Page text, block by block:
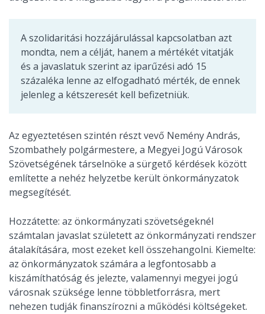
A szolidaritási hozzájárulással kapcsolatban azt
mondta, nem a célját, hanem a mértékét vitatják
és a javaslatuk szerint az iparűzési adó 15
százaléka lenne az elfogadható mérték, de ennek
jelenleg a kétszeresét kell befizetniük.
Az egyeztetésen szintén részt vevő Nemény András,
Szombathely polgármestere, a Megyei Jogú Városok
Szövetségének társelnöke a sürgető kérdések között
említette a nehéz helyzetbe került önkormányzatok
megsegítését.
Hozzátette: az önkormányzati szövetségeknél
számtalan javaslat született az önkormányzati rendszer
átalakítására, most ezeket kell összehangolni. Kiemelte:
az önkormányzatok számára a legfontosabb a
kiszámíthatóság és jelezte, valamennyi megyei jogú
városnak szüksége lenne többletforrásra, mert
nehezen tudják finanszírozni a működési költségeket.